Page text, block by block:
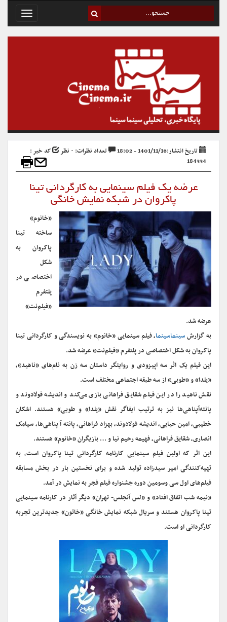
Toggle
تاریخ انتشار:1401/11/16 - 18:02 تعداد نظرات: ۰ نظر
کد خبر :
184334
عرضه یک فیلم سینمایی به کارگردانی تینا
پاکروان در شبکه نمایش خانگی
«خانوم»
ساخته تینا
پاکروان به
شکل
اختصاصی در
پلتفرم
«فیلم‌نت»
عرضه شد.
به گزارشسینماسینما، فیلم سینمایی «خانوم» به نویسندگی و کارگردانی تینا
پاکروان به شکل اختصاصی در پلتفرم «فیلم‌نت» عرضه شد.
این فیلم یک اثر سه اپیزودی و روایتگر داستان سه زن به نام‌های «ناهید»،
«یلدا» و «طوبی» از سه طبقه اجتماعی مختلف است.
نقش ناهید را در این فیلم شقایق فراهانی بازی می‌کند و اندیشه فولادوند و
پانته‌آپناهی‌ها نیز به ترتیب ایفاگر نقش «یلدا» و طوبی» هستند. اشکان
خطیبی، امین حیایی، اندیشه فولادوند، بهزاد فراهانی، پانته آ پناهی‌ها، سیامک
انصاری، شقایق فراهانی، فهیمه رحیم نیا و … بازیگران «خانوم» هستند.
این اثر که اولین فیلم سینمایی کارنامه کارگردانی تینا پاکروان است، به
تهیه‌کنندگی امیر سیدزاده تولید شده و برای نخستین بار در بخش مسابقه
فیلم‌های اول سی وسومین دوره جشنواره فیلم فجر به نمایش در آمد.
«نیمه شب اتفاق افتاد» و «لس آنجلس- تهران» دیگر آثار در کارنامه سینمایی
تینا پاکروان هستند و سریال شبکه نمایش خانگی «خاتون» جدیدترین تجربه
کارگردانی او است.